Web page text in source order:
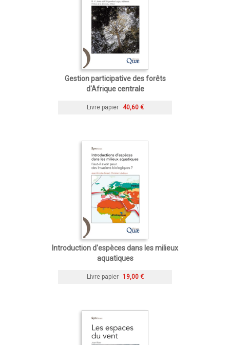
Gestion participative des forêts
d'Afrique centrale
Livre papier 40,60 €
Introduction d'espèces dans les milieux
aquatiques
Livre papier 19,00 €